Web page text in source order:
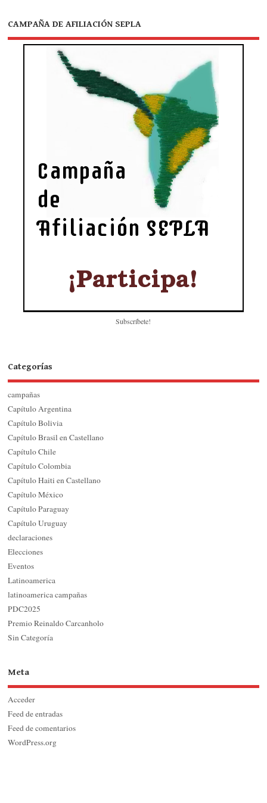
CAMPAÑA DE AFILIACIÓN SEPLA
Subscríbete!
Categorías
campañas
Capítulo Argentina
Capítulo Bolivia
Capítulo Brasil en Castellano
Capítulo Chile
Capítulo Colombia
Capítulo Haiti en Castellano
Capítulo México
Capítulo Paraguay
Capítulo Uruguay
declaraciones
Elecciones
Eventos
Latinoamerica
latinoamerica campañas
PDC2025
Premio Reinaldo Carcanholo
Sin Categoría
Meta
Acceder
Feed de entradas
Feed de comentarios
WordPress.org